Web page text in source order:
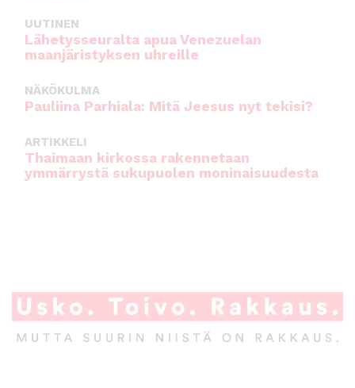
UUTINEN
Lähetysseuralta apua Venezuelan
maanjäristyksen uhreille
NÄKÖKULMA
Pauliina Parhiala: Mitä Jeesus nyt tekisi?
ARTIKKELI
Thaimaan kirkossa rakennetaan
ymmärrystä sukupuolen moninaisuudesta